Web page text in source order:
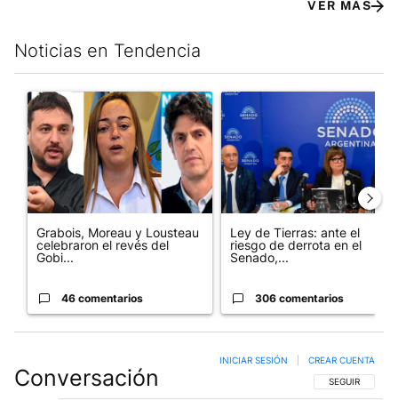
VER MÁS
Noticias en Tendencia
Este listado muestra los artículos con más comentarios en los
Un artículo de tendencia con el título "Grabois, Moreau y
Grabois, Moreau y Lousteau
celebraron el revés del
Gobi...
46 comentarios
Un artículo de tendencia con
Ley de Tierras: ante el
riesgo de derrota en el
Senado,...
306 comentarios
Conversación SIGA ESTA
SEGUIR
INICIAR SESIÓN CREAR CUENTA